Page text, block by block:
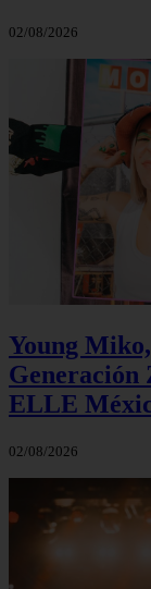
02/08/2026
Young
Generación
ELLE
02/08/2026